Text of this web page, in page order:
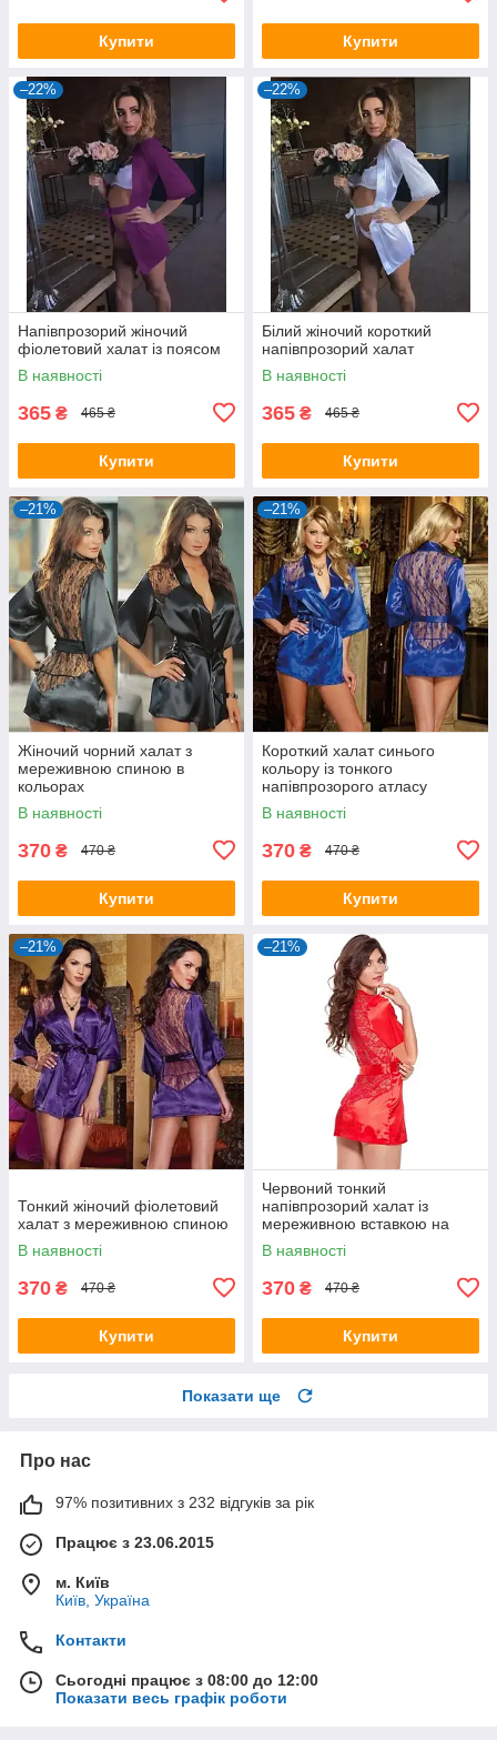
Купити Купити
–22%
Напівпрозорий жіночий
фіолетовий халат із поясом
В наявності
365 ₴ 465 ₴
Купити
–22%
Білий жіночий короткий
напівпрозорий халат
В наявності
365 ₴ 465 ₴
Купити
–21%
Жіночий чорний халат з
мереживною спиною в
кольорах
В наявності
370 ₴ 470 ₴
Купити
–21%
Короткий халат синього
кольору із тонкого
напівпрозорого атласу
В наявності
370 ₴ 470 ₴
Купити
–21%
Тонкий жіночий фіолетовий
халат з мереживною спиною
В наявності
370 ₴ 470 ₴
Купити
–21%
Червоний тонкий
напівпрозорий халат із
мереживною вставкою на
спині
В наявності
370 ₴ 470 ₴
Купити
Показати ще
Про нас
97% позитивних з 232 відгуків за рік
Працює з 23.06.2015
м. Київ
Київ, Україна
Контакти
Сьогодні працює з 08:00 до 12:00
Показати весь графік роботи